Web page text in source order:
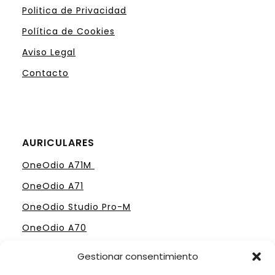
Gestionar consentimiento
Politica de Privacidad
Política de Cookies
Aviso Legal
Contacto
AURICULARES
OneOdio A71M
OneOdio A71
OneOdio Studio Pro-M
OneOdio A70